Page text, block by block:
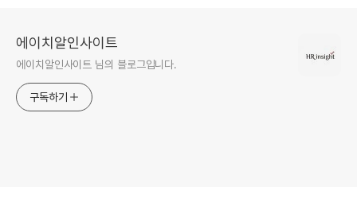
에이치알인사이트
에이치알인사이트 님의 블로그입니다.
구독하기